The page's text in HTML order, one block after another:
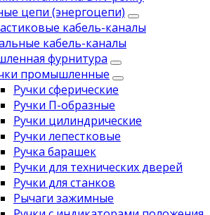
цепи (энергоцепи)
кабель-каналы
кабель-каналы
фурнитура
промышленные
Ручки сферические
Ручки П-образные
Ручки цилиндрические
Ручки лепестковые
Ручка барашек
Ручки для технических дверей
Ручки для станков
Рычаги зажимные